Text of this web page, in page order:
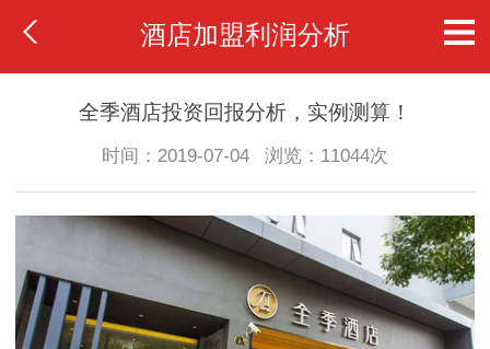
酒店加盟利润分析
全季酒店投资回报分析，实例测算！
时间：2019-07-04 浏览：11044次